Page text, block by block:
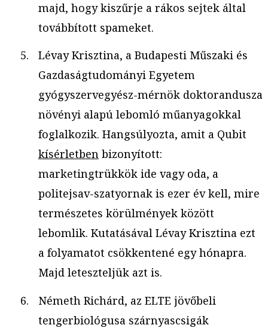
majd, hogy kiszűrje a rákos sejtek által
továbbított spameket.
Lévay Krisztina, a Budapesti Műszaki és
Gazdaságtudományi Egyetem
gyógyszervegyész-mérnök doktorandusza
növényi alapú lebomló műanyagokkal
foglalkozik. Hangsúlyozta, amit a Qubit
kísérletbenbizonyított:
marketingtrükkök ide vagy oda, a
politejsav-szatyornak is ezer év kell, mire
természetes körülmények között
lebomlik. Kutatásával Lévay Krisztina ezt
a folyamatot csökkentené egy hónapra.
Majd leteszteljük azt is.
Németh Richárd, az ELTE jövőbeli
tengerbiológusa szárnyascsigák